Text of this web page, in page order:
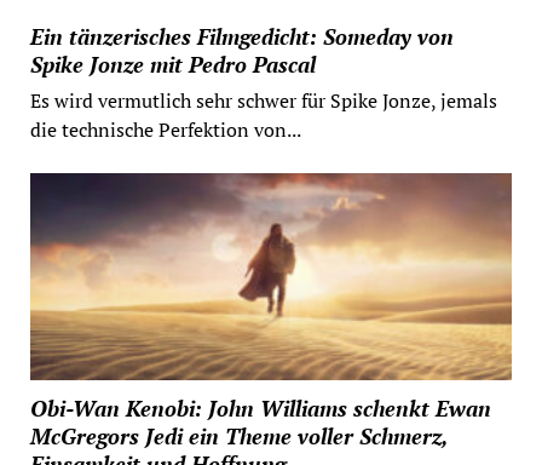
Ein tänzerisches Filmgedicht: Someday von
Spike Jonze mit Pedro Pascal
Es wird vermutlich sehr schwer für Spike Jonze, jemals
die technische Perfektion von...
Obi-Wan Kenobi: John Williams schenkt Ewan
McGregors Jedi ein Theme voller Schmerz,